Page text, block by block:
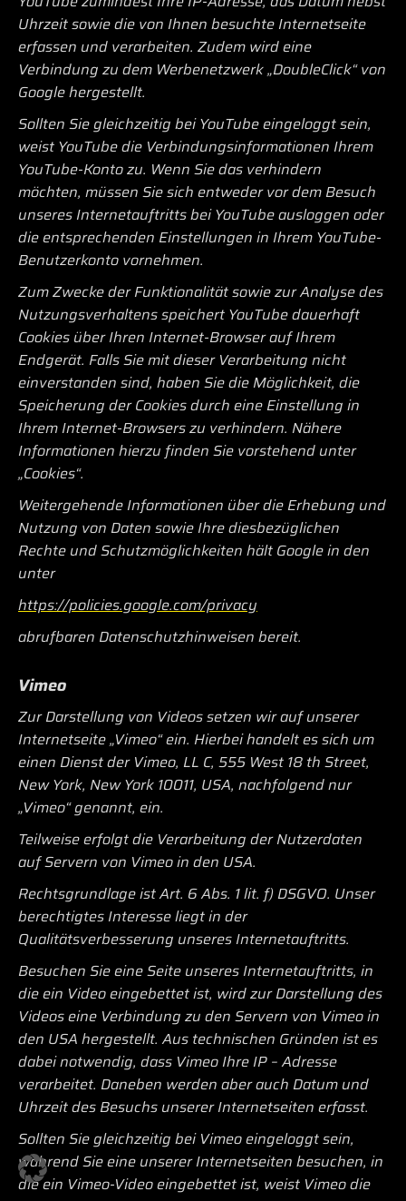
Uhrzeit sowie die von Ihnen besuchte Internetseite
erfassen und verarbeiten. Zudem wird eine
Verbindung zu dem Werbenetzwerk „DoubleClick“ von
Google hergestellt.
Sollten Sie gleichzeitig bei YouTube eingeloggt sein,
weist YouTube die Verbindungsinformationen Ihrem
YouTube-Konto zu. Wenn Sie das verhindern
möchten, müssen Sie sich entweder vor dem Besuch
unseres Internetauftritts bei YouTube ausloggen oder
die entsprechenden Einstellungen in Ihrem YouTube-
Benutzerkonto vornehmen.
Zum Zwecke der Funktionalität sowie zur Analyse des
Nutzungsverhaltens speichert YouTube dauerhaft
Cookies über Ihren Internet-Browser auf Ihrem
Endgerät. Falls Sie mit dieser Verarbeitung nicht
einverstanden sind, haben Sie die Möglichkeit, die
Speicherung der Cookies durch eine Einstellung in
Ihrem Internet-Browsers zu verhindern. Nähere
Informationen hierzu finden Sie vorstehend unter
„Cookies“.
Weitergehende Informationen über die Erhebung und
Nutzung von Daten sowie Ihre diesbezüglichen
Rechte und Schutzmöglichkeiten hält Google in den
unter
https://policies.google.com/privacy
abrufbaren Datenschutzhinweisen bereit.
Vimeo
Zur Darstellung von Videos setzen wir auf unserer
Internetseite „Vimeo“ ein. Hierbei handelt es sich um
einen Dienst der Vimeo, LL C, 555 West 18 th Street,
New York, New York 10011, USA, nachfolgend nur
„Vimeo“ genannt, ein.
Teilweise erfolgt die Verarbeitung der Nutzerdaten
auf Servern von Vimeo in den USA.
Rechtsgrundlage ist Art. 6 Abs. 1 lit. f) DSGVO. Unser
berechtigtes Interesse liegt in der
Qualitätsverbesserung unseres Internetauftritts.
Besuchen Sie eine Seite unseres Internetauftritts, in
die ein Video eingebettet ist, wird zur Darstellung des
Videos eine Verbindung zu den Servern von Vimeo in
den USA hergestellt. Aus technischen Gründen ist es
dabei notwendig, dass Vimeo Ihre IP – Adresse
verarbeitet. Daneben werden aber auch Datum und
Uhrzeit des Besuchs unserer Internetseiten erfasst.
Sollten Sie gleichzeitig bei Vimeo eingeloggt sein,
während Sie eine unserer Internetseiten besuchen, in
die ein Vimeo-Video eingebettet ist, weist Vimeo die